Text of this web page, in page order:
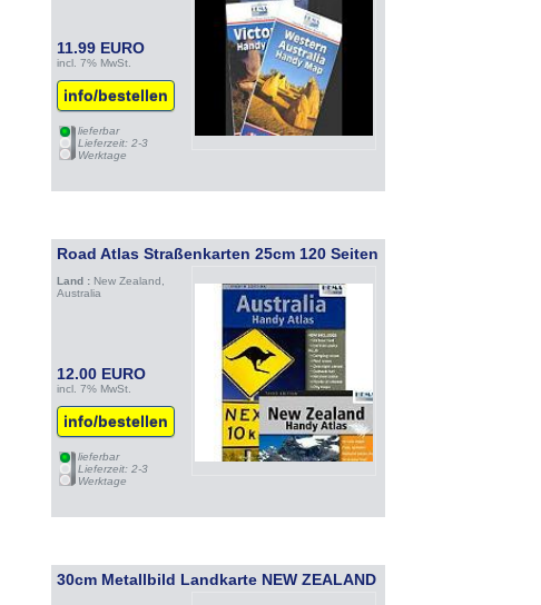
11.99 EURO
incl. 7% MwSt.
info/bestellen
lieferbar
Lieferzeit: 2-3
Werktage
Road Atlas Straßenkarten 25cm 120 Seiten
Land : New Zealand,
Australia
12.00 EURO
incl. 7% MwSt.
info/bestellen
lieferbar
Lieferzeit: 2-3
Werktage
30cm Metallbild Landkarte NEW ZEALAND